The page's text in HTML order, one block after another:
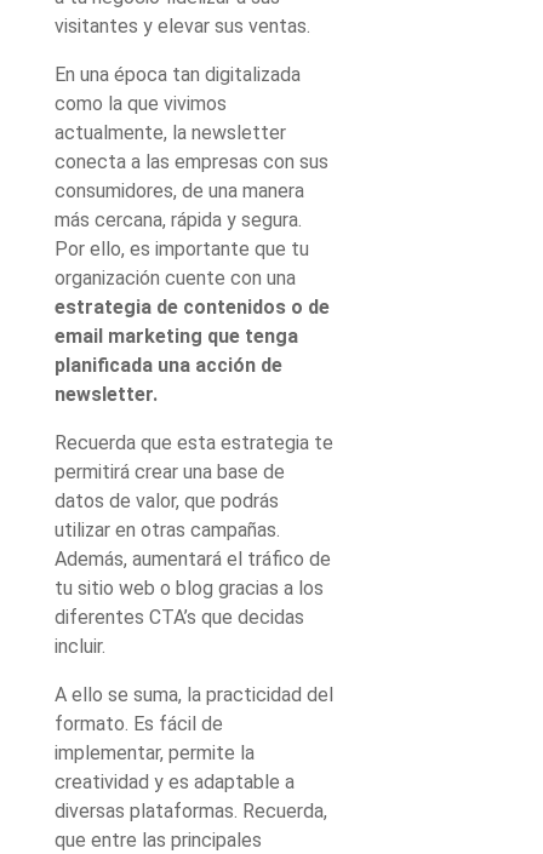
visitantes y elevar sus ventas.
En una época tan digitalizada
como la que vivimos
actualmente, la newsletter
conecta a las empresas con sus
consumidores, de una manera
más cercana, rápida y segura.
Por ello, es importante que tu
organización cuente con una
estrategia de contenidos o de
email marketing que tenga
planificada una acción de
newsletter.
Recuerda que esta estrategia te
permitirá crear una base de
datos de valor, que podrás
utilizar en otras campañas.
Además, aumentará el tráfico de
tu sitio web o blog gracias a los
diferentes CTA’s que decidas
incluir.
A ello se suma, la practicidad del
formato. Es fácil de
implementar, permite la
creatividad y es adaptable a
diversas plataformas. Recuerda,
que entre las principales